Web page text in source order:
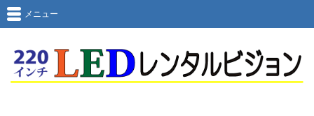
メニュー